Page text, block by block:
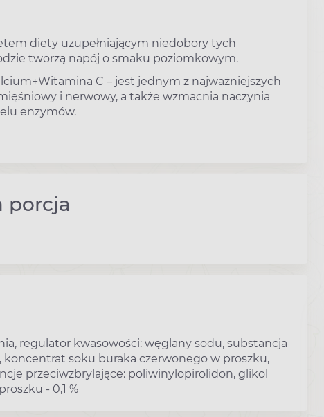
diety uzupełniającym niedobory tych
tworzą napój o smaku poziomkowym.
C – jest jednym z najważniejszych
i nerwowy, a także wzmacnia naczynia
enzymów.
porcja
regulator kwasowości: węglany sodu, substancja
koncentrat soku buraka czerwonego w proszku,
przeciwzbrylające: poliwinylopirolidon, glikol
- 0,1 %